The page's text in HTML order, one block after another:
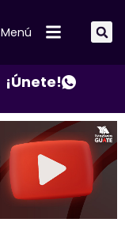
Menú
¡Únete!